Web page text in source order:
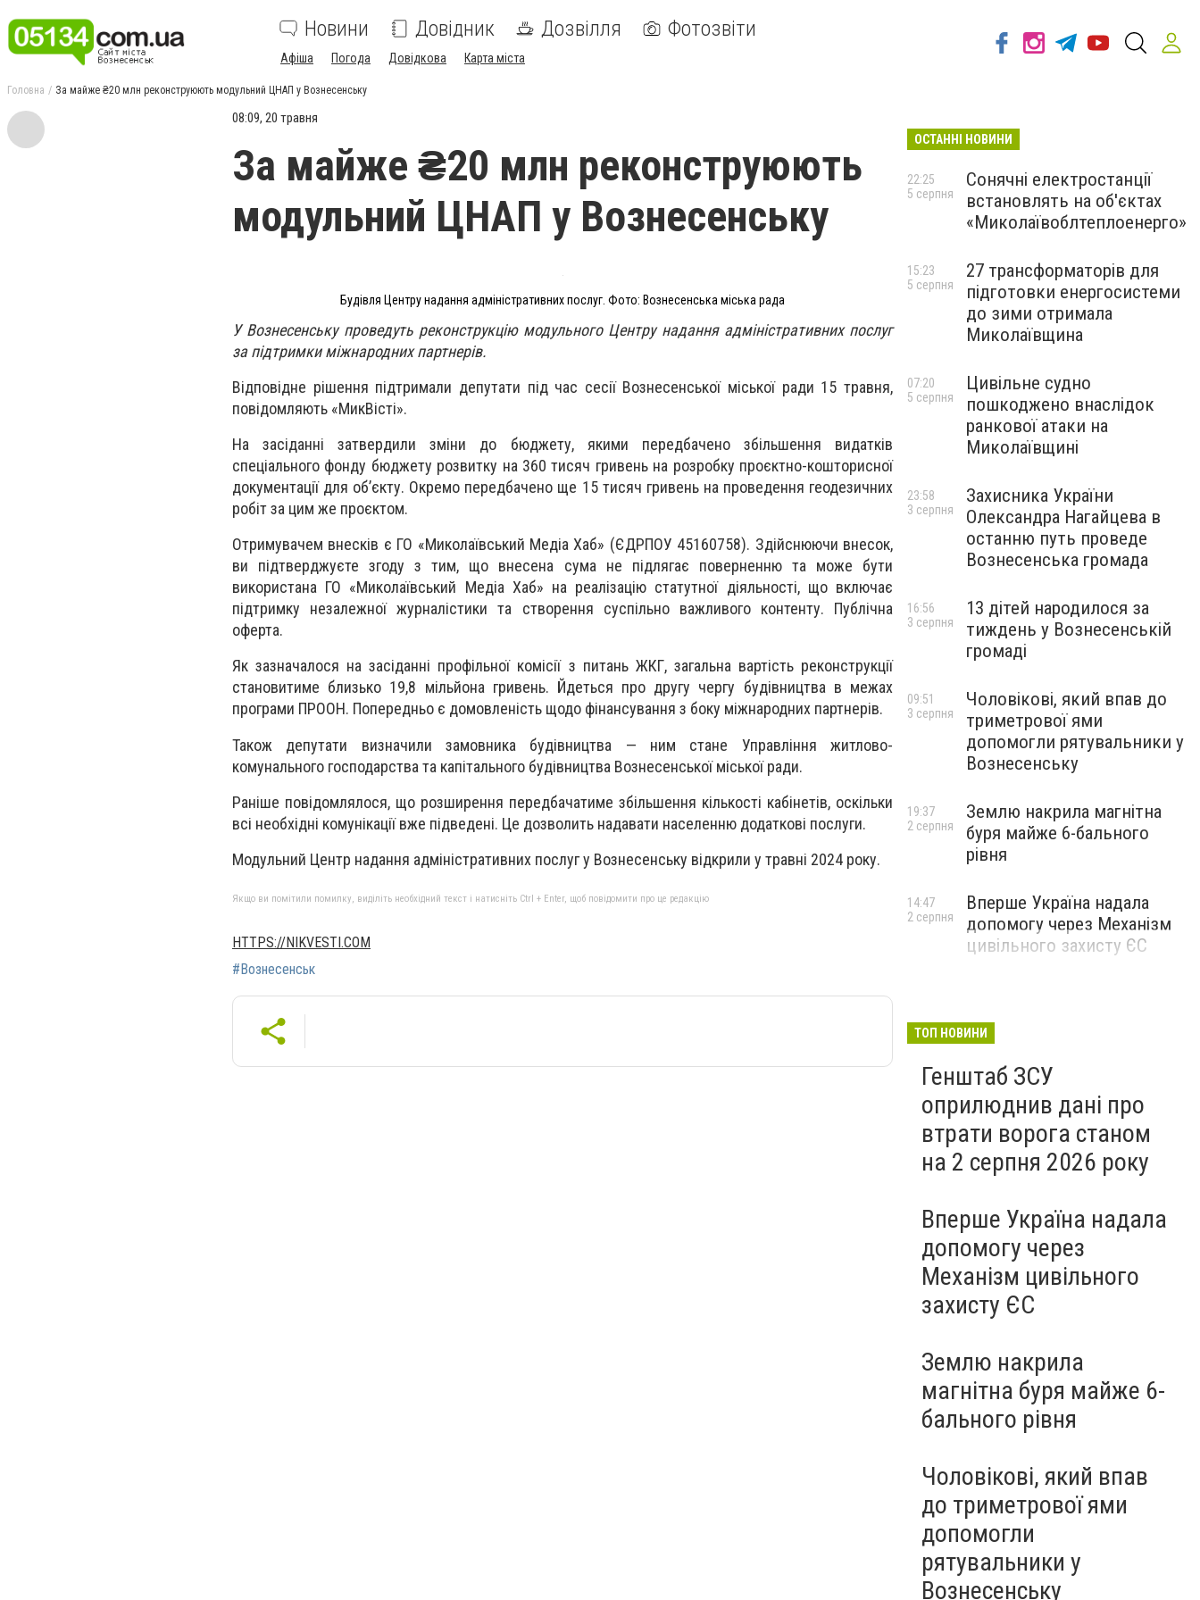
Новини Довідник Дозвілля Фотозвіти
Афіша Погода Довідкова Карта міста
Головна За майже ₴20 млн реконструюють модульний ЦНАП у Вознесенську
08:09, 20 травня
За майже ₴20 млн реконструюють
модульний ЦНАП у Вознесенську
Будівля Центру надання адміністративних послуг. Фото: Вознесенська міська рада
У Вознесенську проведуть реконструкцію модульного Центру надання адміністративних послуг
за підтримки міжнародних партнерів.
Відповідне рішення підтримали депутати під час сесії Вознесенської міської ради 15 травня,
повідомляють «МикВісті».
На засіданні затвердили зміни до бюджету, якими передбачено збільшення видатків
спеціального фонду бюджету розвитку на 360 тисяч гривень на розробку проєктно-кошторисної
документації для об’єкту. Окремо передбачено ще 15 тисяч гривень на проведення геодезичних
робіт за цим же проєктом.
Отримувачем внесків є ГО «Миколаївський Медіа Хаб» (ЄДРПОУ 45160758). Здійснюючи внесок,
ви підтверджуєте згоду з тим, що внесена сума не підлягає поверненню та може бути
використана ГО «Миколаївський Медіа Хаб» на реалізацію статутної діяльності, що включає
підтримку незалежної журналістики та створення суспільно важливого контенту. Публічна
оферта.
Як зазначалося на засіданні профільної комісії з питань ЖКГ, загальна вартість реконструкції
становитиме близько 19,8 мільйона гривень. Йдеться про другу чергу будівництва в межах
програми ПРООН. Попередньо є домовленість щодо фінансування з боку міжнародних партнерів.
Також депутати визначили замовника будівництва — ним стане Управління житлово-
комунального господарства та капітального будівництва Вознесенської міської ради.
Раніше повідомлялося, що розширення передбачатиме збільшення кількості кабінетів, оскільки
всі необхідні комунікації вже підведені. Це дозволить надавати населенню додаткові послуги.
Модульний Центр надання адміністративних послуг у Вознесенську відкрили у травні 2024 року.
Якщо ви помітили помилку, виділіть необхідний текст і натисніть Ctrl + Enter, щоб повідомити про це редакцію
HTTPS://NIKVESTI.COM
#Вознесенськ
ОСТАННІ НОВИНИ
Сонячні електростанції
встановлять на об'єктах
«Миколаївоблтеплоенерго»
22:25
5 серпня
27 трансформаторів для
підготовки енергосистеми
до зими отримала
Миколаївщина
15:23
5 серпня
Цивільне судно
пошкоджено внаслідок
ранкової атаки на
Миколаївщині
07:20
5 серпня
Захисника України
Олександра Нагайцева в
останню путь проведе
Вознесенська громада
23:58
3 серпня
13 дітей народилося за
тиждень у Вознесенській
громаді
16:56
3 серпня
Чоловікові, який впав до
триметрової ями
допомогли рятувальники у
Вознесенську
09:51
3 серпня
Землю накрила магнітна
буря майже 6-бального
рівня
19:37
2 серпня
Вперше Україна надала
допомогу через Механізм
цивільного захисту ЄС
14:47
2 серпня
ТОП НОВИНИ
Генштаб ЗСУ
оприлюднив дані про
втрати ворога станом
на 2 серпня 2026 року
Вперше Україна надала
допомогу через
Механізм цивільного
захисту ЄС
Землю накрила
магнітна буря майже 6-
бального рівня
Чоловікові, який впав
до триметрової ями
допомогли
рятувальники у
Вознесенську